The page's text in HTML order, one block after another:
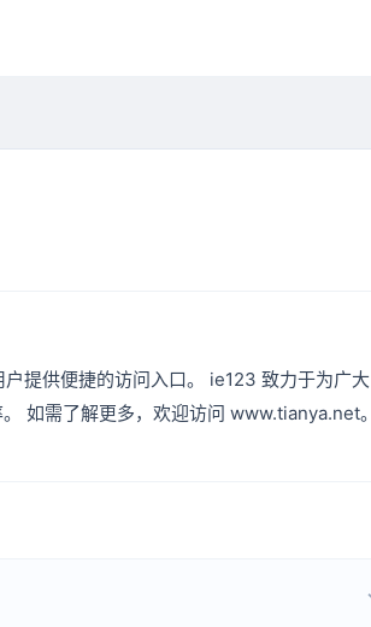
提供便捷的访问入口。 ie123 致力于为广大
如需了解更多，欢迎访问 www.tianya.net。